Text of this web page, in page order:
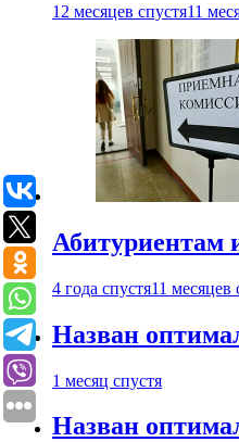
12 месяцев спустя11
Абитуриентам
4 года спустя11 месяцев
Назван
1 месяц спустя
Назван